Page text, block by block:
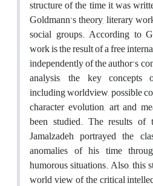
structure of the time it was
Goldmann's theory, literary
social groups. According to
work is the result of a free
independently of the author's
analysis, the key concepts
including worldview, possible
character evolution, art and
been studied. The results of
Jamalzadeh portrayed the
anomalies of his time
humorous situations. Also, this
world view of the critical